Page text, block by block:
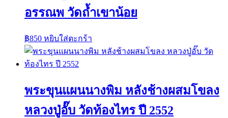
อรรณพ วัดถ้ำเขาน้อย
฿850 หยิบใส่ตะกร้า
พระขุนแผนนางพิม หลังช้างผสมโขลง
หลวงปู่อั๊บ วัดท้องไทร ปี 2552